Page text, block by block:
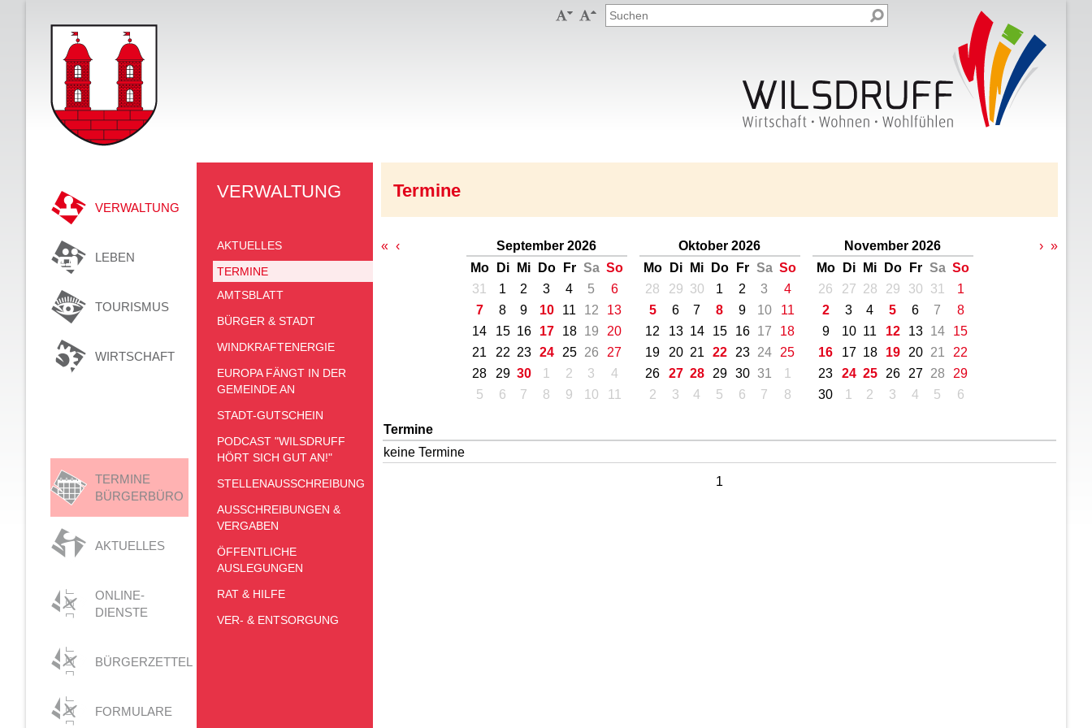
 
VERWALTUNG
LEBEN
TOURISMUS
WIRTSCHAFT
TERMINE
BÜRGERBÜRO
AKTUELLES
ONLINE-
DIENSTE
BÜRGERZETTEL
FORMULARE
VERWALTUNG
AKTUELLES
TERMINE
AMTSBLATT
BÜRGER & STADT
WINDKRAFTENERGIE
EUROPA FÄNGT IN DER
GEMEINDE AN
STADT-GUTSCHEIN
PODCAST "WILSDRUFF
HÖRT SICH GUT AN!"
STELLENAUSSCHREIBUNG
AUSSCHREIBUNGEN &
VERGABEN
ÖFFENTLICHE
AUSLEGUNGEN
RAT & HILFE
VER- & ENTSORGUNG
Termine
« ‹
September 2026
Mo
Di Mi Do Fr Sa So
31
1 2 3 4 5
6
7
8 9 10 11 12
13
14
15 16 17 18 19
20
21
22 23 24 25 26
27
28
29 30 1 2 3
4
5
6 7 8 9 10 11
Oktober 2026
Mo
Di Mi Do Fr Sa So
28
29 30 1 2 3
4
5
6 7 8 9 10
11
12
13 14 15 16 17
18
19
20 21 22 23 24
25
26
27 28 29 30 31
1
2
3 4 5 6 7 8
November 2026
Mo
Di Mi Do Fr Sa So
26
27 28 29 30 31
1
2
3 4 5 6 7
8
9
10 11 12 13 14
15
16
17 18 19 20 21
22
23
24 25 26 27 28
29
30
1 2 3 4 5 6
› »
Termine
keine Termine
1